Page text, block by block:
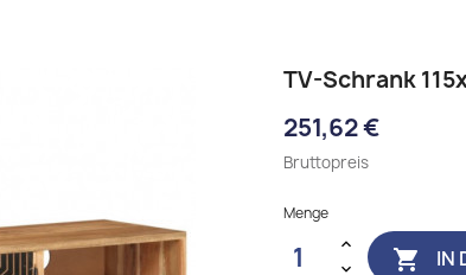
TV-Schrank
251,62 €
Bruttopreis
Menge
 IN